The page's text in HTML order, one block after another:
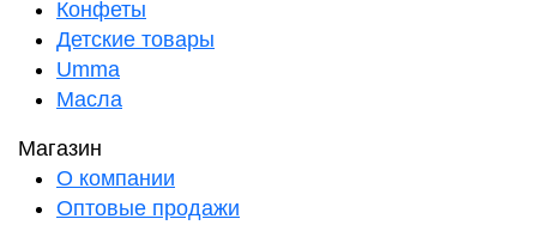
Конфеты
Детские товары
Umma
Масла
Магазин
О компании
Оптовые продажи